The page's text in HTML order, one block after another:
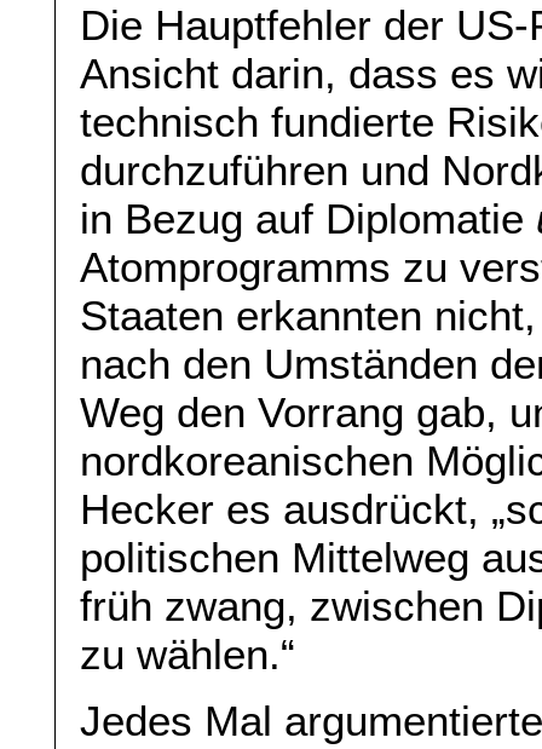
Die Hauptfehler der
Ansicht darin, dass es
technisch fundierte
durchzuführen und
in Bezug auf Diplomatie
Atomprogramms zu
Staaten erkannten
nach den Umständen
Weg den Vorrang gab,
nordkoreanischen
Hecker es ausdrückt,
politischen Mittelweg
früh zwang, zwischen
zu wählen.“
Jedes Mal